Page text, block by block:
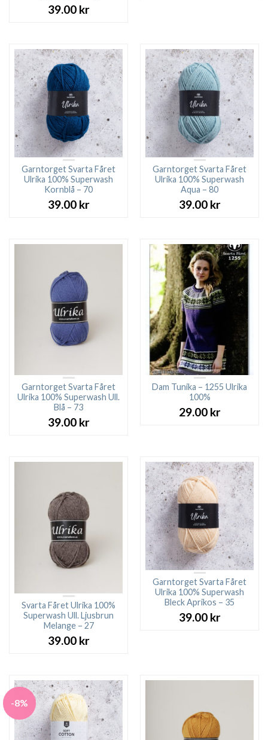
39.00 kr
Garntorget Svarta Fåret
Ulrika 100% Superwash
Kornblå – 70
39.00 kr
Garntorget Svarta Fåret
Ulrika 100% Superwash
Aqua – 80
39.00 kr
Garntorget Svarta Fåret
Ulrika 100% Superwash Ull.
Blå – 73
39.00 kr
Dam Tunika – 1255 Ulrika
100%
29.00 kr
Svarta Fåret Ulrika 100%
Superwash Ull. Ljusbrun
Melange – 27
39.00 kr
Garntorget Svarta Fåret
Ulrika 100% Superwash
Bleck Aprikos – 35
39.00 kr
-8%